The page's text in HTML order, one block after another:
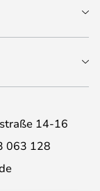
14-16
063 128